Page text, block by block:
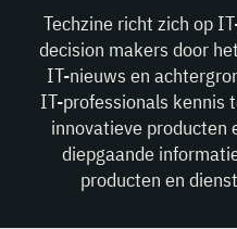
Techzine richt zich op
decision makers door
IT-nieuws en
IT-professionals kennis
innovatieve producten
diepgaande
producten en